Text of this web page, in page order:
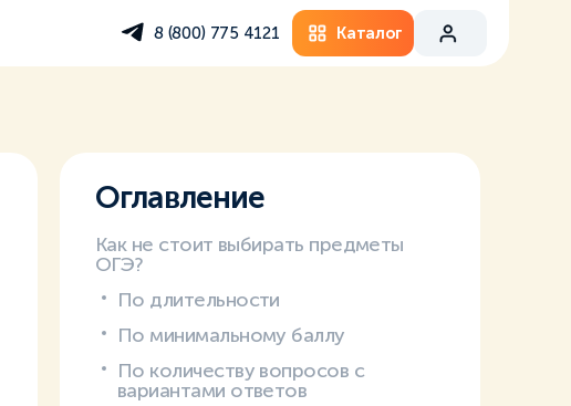
8 (800) 775 4121 Каталог
Оглавление
Как не стоит выбирать предметы
ОГЭ?
По длительности
По минимальному баллу
По количеству вопросов с
вариантами ответов